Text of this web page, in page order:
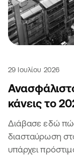
29 Ιουλίου 2026
κάνεις το
Διάβασε εδώ
διασταύρωση
υπάρχει